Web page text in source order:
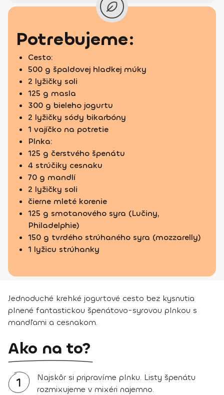
Potrebujeme:
Cesto:
500 g špaldovej hladkej múky
2 lyžičky soli
125 g masla
300 g bieleho jogurtu
2 lyžičky sódy bikarbóny
1 vajíčko na potretie
Plnka:
125 g čerstvého špenátu
4 strúčiky cesnaku
70 g mandlí
2 lyžičky soli
čierne mleté korenie
125 g smotanového syra (Lučiny,
Philadelphie)
150 g tvrdého strúhaného syra (mozzarelly)
1 lyžicu strúhanky
Jednoduché krehké jogurtové cesto bez kysnutia
plnené fantastickou špenátovo-syrovou plnkou s
mandľami a cesnakom.
Ako na to?
1
Najskôr si pripravíme plnku. Listy špenátu
rozmixujeme v mixéri najemno.